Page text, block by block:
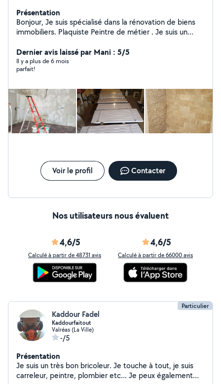
Présentation
Bonjour, Je suis spécialisé dans la rénovation de biens
immobiliers. Plaquiste Peintre de métier . Je suis un
travaux. Pour les demandes de chantier de plus de 30
km consultez moi sur ma page google Cordialement
Collas Enzo
Dernier avis laissé par Mani : 5/5
Il y a plus de 6 mois
parfait!
Voir le profil Contacter
Nos utilisateurs nous évaluent
4,6/5
Calculé à partir de 48731 avis
4,6/5
Calculé à partir de 66000 avis
Particulier
Kaddour Fadel
Kaddourfaitout
Valréas (La Ville)
-/5
Présentation
Je suis un très bon bricoleur. Je touche à tout, je suis
carreleur, peintre, plombier etc... Je peux également